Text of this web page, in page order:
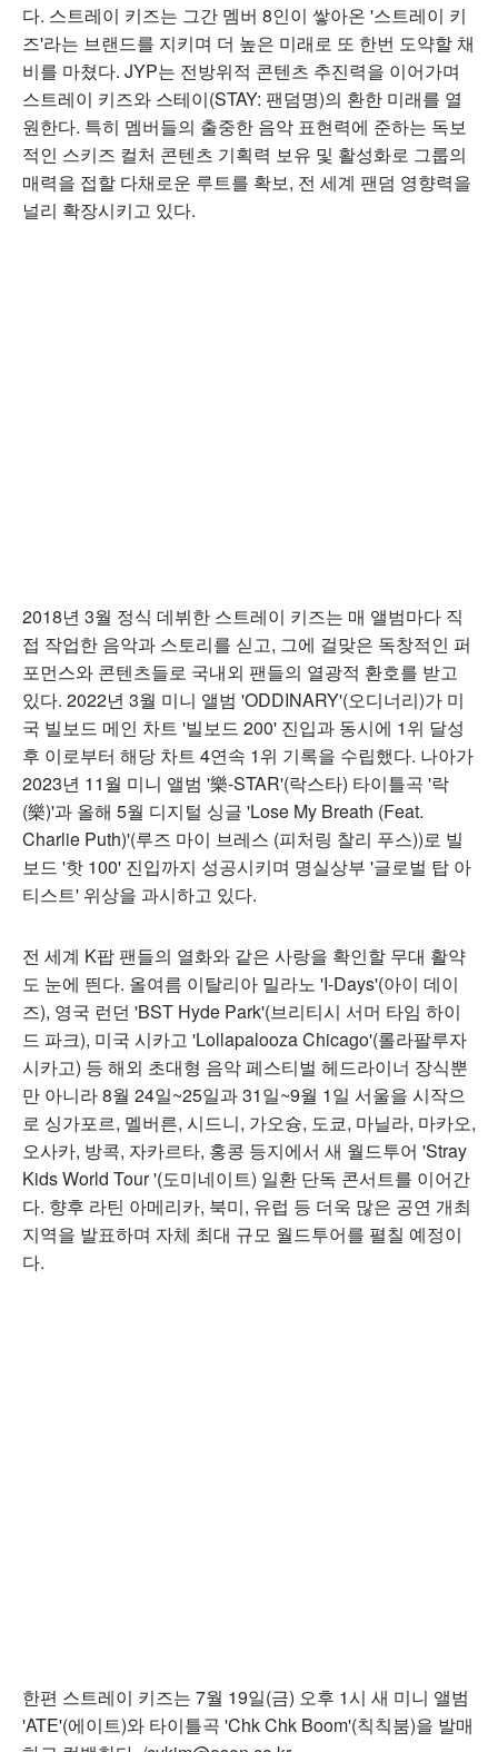
다. 스트레이 키즈는 그간 멤버 8인이 쌓아온 '스트레이 키
즈'라는 브랜드를 지키며 더 높은 미래로 또 한번 도약할 채
비를 마쳤다. JYP는 전방위적 콘텐츠 추진력을 이어가며
스트레이 키즈와 스테이(STAY: 팬덤명)의 환한 미래를 열
원한다. 특히 멤버들의 출중한 음악 표현력에 준하는 독보
적인 스키즈 컬처 콘텐츠 기획력 보유 및 활성화로 그룹의
매력을 접할 다채로운 루트를 확보, 전 세계 팬덤 영향력을
널리 확장시키고 있다.
2018년 3월 정식 데뷔한 스트레이 키즈는 매 앨범마다 직
접 작업한 음악과 스토리를 싣고, 그에 걸맞은 독창적인 퍼
포먼스와 콘텐츠들로 국내외 팬들의 열광적 환호를 받고
있다. 2022년 3월 미니 앨범 'ODDINARY'(오디너리)가 미
국 빌보드 메인 차트 '빌보드 200' 진입과 동시에 1위 달성
후 이로부터 해당 차트 4연속 1위 기록을 수립했다. 나아가
2023년 11월 미니 앨범 '樂-STAR'(락스타) 타이틀곡 '락
(樂)'과 올해 5월 디지털 싱글 'Lose My Breath (Feat.
Charlie Puth)'(루즈 마이 브레스 (피처링 찰리 푸스))로 빌
보드 '핫 100' 진입까지 성공시키며 명실상부 '글로벌 탑 아
티스트' 위상을 과시하고 있다.
전 세계 K팝 팬들의 열화와 같은 사랑을 확인할 무대 활약
도 눈에 띈다. 올여름 이탈리아 밀라노 'I-Days'(아이 데이
즈), 영국 런던 'BST Hyde Park'(브리티시 서머 타임 하이
드 파크), 미국 시카고 'Lollapalooza Chicago'(롤라팔루자
시카고) 등 해외 초대형 음악 페스티벌 헤드라이너 장식뿐
만 아니라 8월 24일~25일과 31일~9월 1일 서울을 시작으
로 싱가포르, 멜버른, 시드니, 가오슝, 도쿄, 마닐라, 마카오,
오사카, 방콕, 자카르타, 홍콩 등지에서 새 월드투어 'Stray
Kids World Tour'(도미네이트) 일환 단독 콘서트를 이어간
다. 향후 라틴 아메리카, 북미, 유럽 등 더욱 많은 공연 개최
지역을 발표하며 자체 최대 규모 월드투어를 펼칠 예정이
다.
한편 스트레이 키즈는 7월 19일(금) 오후 1시 새 미니 앨범
'ATE'(에이트)와 타이틀곡 'Chk Chk Boom'(칙칙붐)을 발매